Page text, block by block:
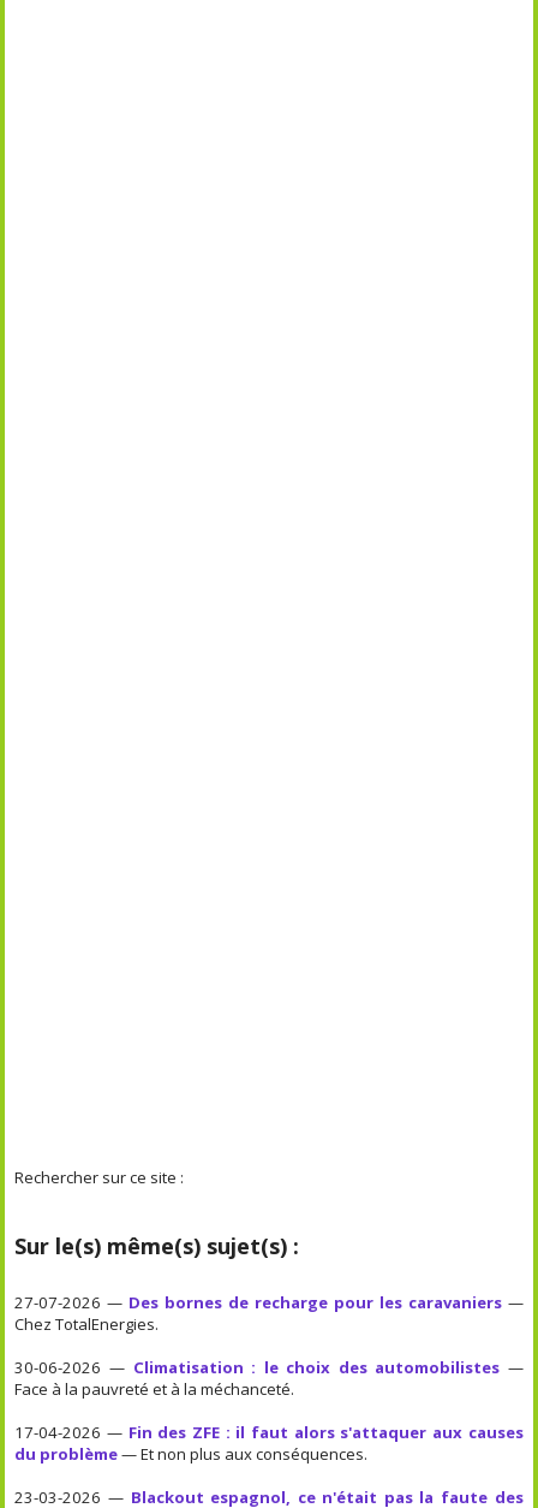
Rechercher sur ce site :
Sur le(s) même(s) sujet(s) :
27-07-2026 — Des bornes de recharge pour les caravaniers—
Chez TotalEnergies.
30-06-2026 — Climatisation : le choix des automobilistes —
Face à la pauvreté et à la méchanceté.
17-04-2026 — Fin des ZFE : il faut alors s'attaquer aux causes
du problème— Et non plus aux conséquences.
23-03-2026 — Blackout espagnol, ce n'était pas la faute des